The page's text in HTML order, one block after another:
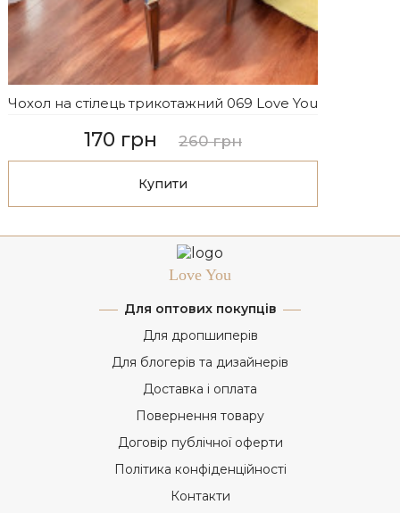
Чохол на стілець трикотажний 069 Love You
170 грн 260 грн
Купити
Love You
Для оптових покупців
Для дропшиперів
Для блогерів та дизайнерів
Доставка і оплата
Повернення товару
Договір публічної оферти
Політика конфіденційності
Контакти